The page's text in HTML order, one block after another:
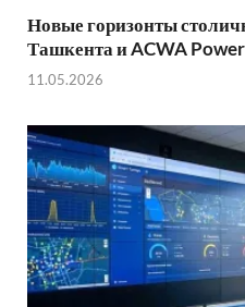
Новые горизонты
Ташкента и ACWA Power
11.05.2026